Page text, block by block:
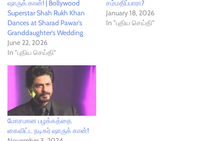
ஷாருக் கான்! | Bollywood
Superstar Shah Rukh Khan
Dances at Sharad Pawar’s
Granddaughter’s Wedding
June 22, 2026
In "புதிய செய்தி"
சம்மதிப்பாரா?
January 18, 2026
In "புதிய செய்தி"
மோசமான பழக்கத்தை
கைவிட்ட நடிகர் ஷாருக் கான்!